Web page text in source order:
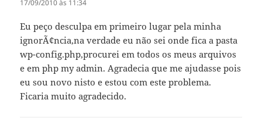
17/09/2010 às 11:34
Eu peço desculpa em primeiro lugar pela minha
ignorÃ¢ncia,na verdade eu não sei onde fica a pasta
wp-config.php,procurei em todos os meus arquivos
e em php my admin. Agradecia que me ajudasse pois
eu sou novo nisto e estou com este problema.
Ficaria muito agradecido.